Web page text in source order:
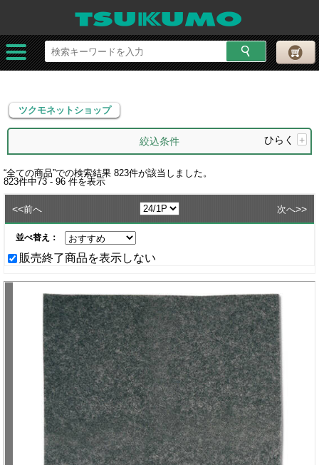
ツクモネットショップ
ツクモネットショップ
絞込条件 ひらく +
“全ての商品”での検索結果 823件が該当しました。
823件中73 - 96 件を表示
<<前へ 次へ>>
並べ替え：
販売終了商品を表示しない